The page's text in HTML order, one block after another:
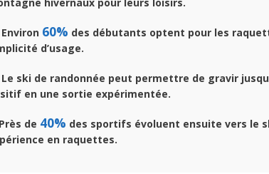
Environ 60% des débutants optent pour les
d’usage.
Le ski de randonnée peut permettre de gravir
en une sortie expérimentée.
de 40% des sportifs évoluent ensuite vers le
en raquettes.